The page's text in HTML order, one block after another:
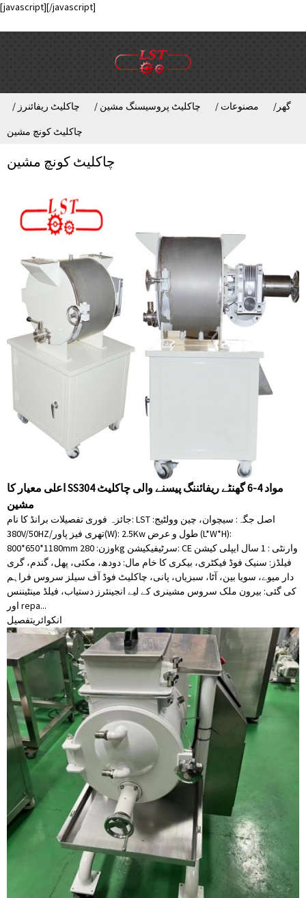
[javascript][/javascript]
گھر مصنوعات چاکلیٹ پروسیسنگ مشین چاکلیٹ ریفائنرز
چاکلیٹ کونچ مشین
چاکلیٹ کونچ مشین
اعلی معیار کا SS304 مواد 4-6 گھنٹے ریفائننگ پیسنے والی چاکلیٹ
مشین
جائزہ فوری تفصیلات برانڈ کا نام: LST اصل جگہ: سیچوان، چین وولٹیج:
380V/50HZ/تھری فیز پاور(W): 2.5Kw طول و عرض (L*W*H):
800*650*1180mm وزن: 280kg سرٹیفیکیشن: CE وارنٹی : 1 سال ایپلی کیشن
فیلڈز: سنیک فوڈ فیکٹری، بیکری کا خام مال: دودھ، مکئی، پھل، گندم، گری
دار میوے، سویا بین، آٹا، سبزیاں، پانی، چاکلیٹ فوڈ آف سیلز سروس فراہم
کی گئی: بیرون ملک سروس مشینری کے لیے انجینئرز دستیاب، فیلڈ مینٹیننس
اور repa...
انکوائریتفصیل